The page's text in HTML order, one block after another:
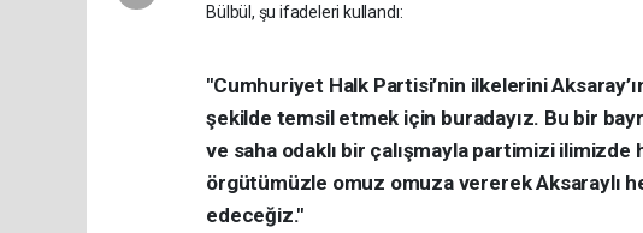
Bülbül, şu ifadeleri kullandı:
"Cumhuriyet Halk Partisi’nin ilkelerini
şekilde temsil etmek için buradayız. Bu bir
ve saha odaklı bir çalışmayla partimizi ilimizde
örgütümüzle omuz omuza vererek Aksaraylı
edeceğiz."